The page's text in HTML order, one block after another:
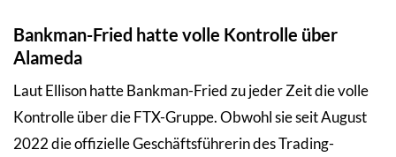
Bankman-Fried hatte volle Kontrolle über
Alameda
Laut Ellison hatte Bankman-Fried zu jeder Zeit die volle
Kontrolle über die FTX-Gruppe. Obwohl sie seit August
2022 die offizielle Geschäftsführerin des Trading-